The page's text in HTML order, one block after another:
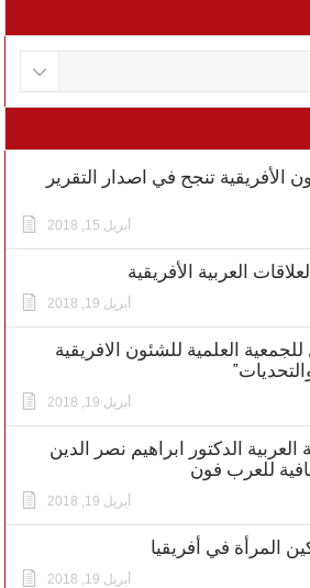
الأفريقية تنجح في اصدار التقرير
أبريل 15, 2018
العربية الأفريقية
أبريل 19, 2018
العلمية للشئون الافريقية
أبريل 19, 2018
الدكتور ابراهيم نصر الدين
للعرب فون
أبريل 19, 2018
المرأة في أفريقيا
أبريل 19, 2018